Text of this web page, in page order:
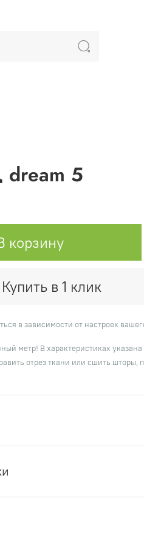
5
корзину
Купить в 1 клик
в зависимости от настроек
метр! В характеристиках
отрез ткани или сшить шторы,